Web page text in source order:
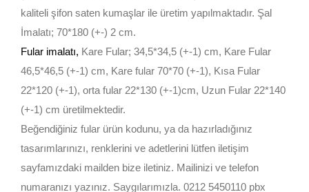
kaliteli şifon saten kumaşlar ile üretim yapılmaktadır. Şal
İmalatı; 70*180 (+-) 2 cm.
Fular imalatı, Kare Fular; 34,5*34,5 (+-1) cm, Kare Fular
46,5*46,5 (+-1) cm, Kare fular 70*70 (+-1), Kısa Fular
22*120 (+-1), orta fular 22*130 (+-1)cm, Uzun Fular 22*140
(+-1) cm üretilmektedir.
Beğendiğiniz fular ürün kodunu, ya da hazırladığınız
tasarımlarınızı, renklerini ve adetlerini lütfen iletişim
sayfamızdaki mailden bize iletiniz. Mailinizi ve telefon
numaranızı yazınız. Saygılarımızla. 0212 5450110 pbx